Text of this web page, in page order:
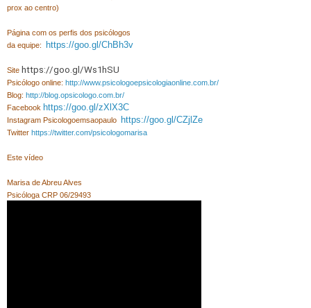
prox ao centro)
Página com os perfis dos psicólogos
da equipe:
https://goo.gl/ChBh3v
Site https://goo.gl/Ws1hSU
Psicólogo online: http://www.psicologoepsicologiaonline.com.br/
Blog: http://blog.opsicologo.com.br/
Facebook https://goo.gl/zXlX3C
Instagram Psicologoemsaopaulo https://goo.gl/CZjlZe
Twitter https://twitter.com/psicologomarisa
Este vídeo
Marisa de Abreu Alves
Psicóloga CRP 06/29493